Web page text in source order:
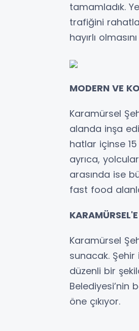
tamamladık.
trafiğini
hayırlı
MODERN VE
Karamürsel
alanda inşa
hatlar içinse
ayrıca,
arasında ise
fast food
Karamürsel
sunacak.
düzenli bir
Belediyesi’nin
öne çıkıyor.